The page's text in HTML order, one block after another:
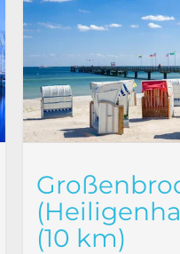
(10 km)